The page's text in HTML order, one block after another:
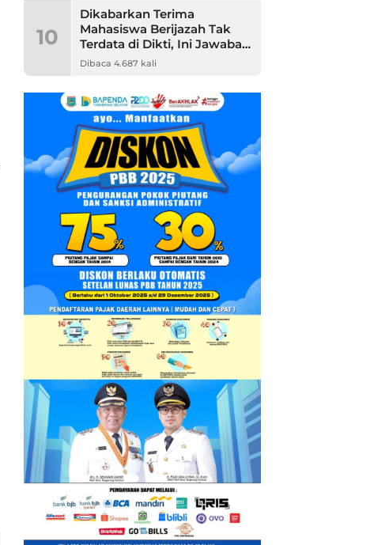
10
Dikabarkan Terima
Mahasiswa Berijazah Tak
Terdata di Dikti, Ini Jawaban
Unpam
Dibaca 4.687 kali